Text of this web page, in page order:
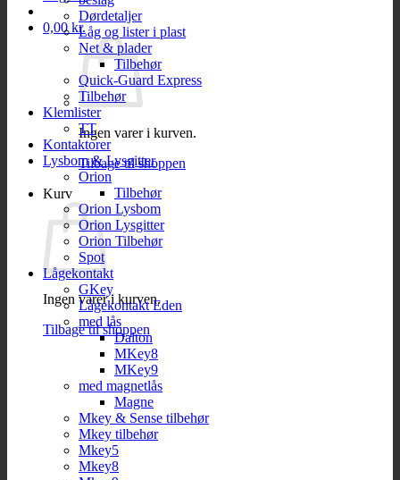
0,00kr.
Ingen varer i kurven.
Tilbage til shoppen
Kurv
Ingen varer i kurven.
Tilbage til shoppen
Dørdetaljer
Låg og lister i plast
Net & plader
Tilbehør
Quick-Guard Express
Tilbehør
Klemlister
TT
Kontaktorer
Lysbom & Lysgitter
Orion
Tilbehør
Orion Lysbom
Orion Lysgitter
Orion Tilbehør
Spot
Lågekontakt
GKey
Lågekontakt Eden
med lås
Dalton
MKey8
MKey9
med magnetlås
Magne
Mkey & Sense tilbehør
Mkey tilbehør
Mkey5
Mkey8